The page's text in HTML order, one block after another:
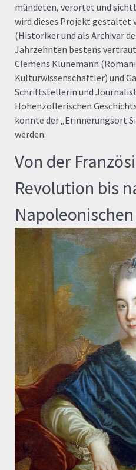
mündeten, verortet und
wird dieses Projekt gestaltet
(Historiker und als Archivar
Jahrzehnten bestens
Clemens Klünemann
Kulturwissenschaftler) und
Schriftstellerin und
Hohenzollerischen
konnte der „Erinnerungsort
werden.
Von der
Revolution bis